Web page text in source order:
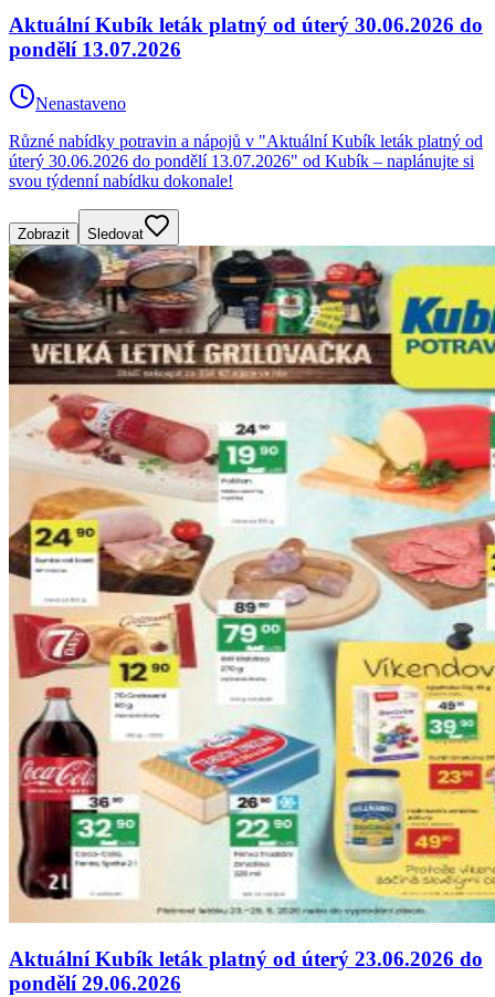
Aktuální Kubík leták platný od úterý 30.06.2026 do
pondělí 13.07.2026
Nenastaveno
Různé nabídky potravin a nápojů v "Aktuální Kubík leták platný od
úterý 30.06.2026 do pondělí 13.07.2026" od Kubík – naplánujte si
svou týdenní nabídku dokonale!
Zobrazit Sledovat
Aktuální Kubík leták platný od úterý 23.06.2026 do
pondělí 29.06.2026